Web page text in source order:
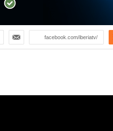
facebook.com/iberiatv/